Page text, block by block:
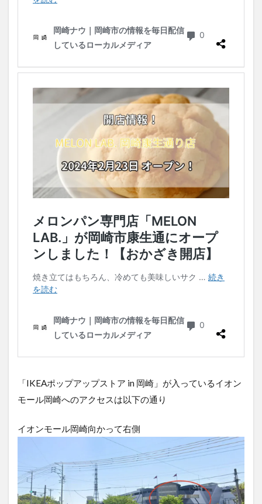
「IKEAポップアップストア in 岡崎」が入っているイオン
モール岡崎へのアクセスは以下の通り
イオンモール岡崎向かって右側